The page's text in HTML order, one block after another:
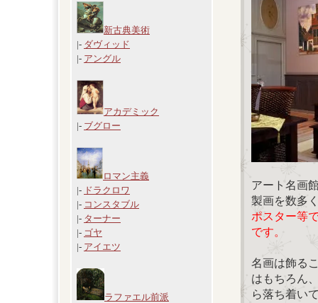
新古典美術
|- ダヴィッド
|- アングル
アカデミック
|- ブグロー
ロマン主義
|- ドラクロワ
|- コンスタブル
|- ターナー
|- ゴヤ
|- アイエツ
ラファエル前派
アート名画
製画を数多
ポスター等
です。
名画は飾る
はもちろん
ら落ち着い